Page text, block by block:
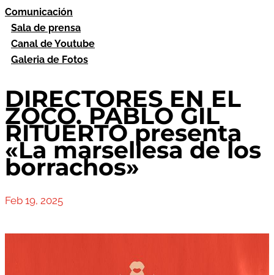
Comunicación
Sala de prensa
Canal de Youtube
Galeria de Fotos
DIRECTORES EN EL
ZOCO. PABLO GIL
RITUERTO presenta
«La marsellesa de los
borrachos»
Feb 19, 2025